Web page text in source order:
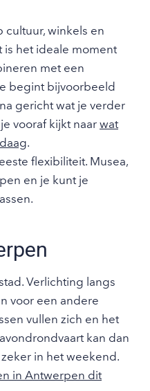
winkels en
is het ideale moment
met een
begint bijvoorbeeld
gericht wat je verder
vooraf kijkt naar wat
.
flexibiliteit. Musea,
en je kunt je
Verlichting langs
voor een andere
vullen zich en het
kan dan
in het weekend.
in Antwerpen dit